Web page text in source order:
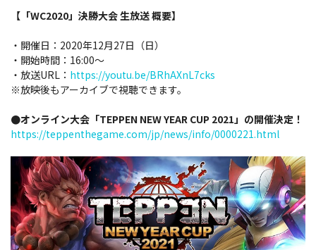
【「WC2020」決勝大会 生放送 概要】
・開催日：2020年12月27日（日）
・開始時間：16:00～
・放送URL： https://youtu.be/BRhAXnL7cks
※放映後もアーカイブで視聴できます。
●オンライン大会「TEPPEN NEW YEAR CUP 2021」の開催決定！
https://teppenthegame.com/jp/news/info/0000221.html